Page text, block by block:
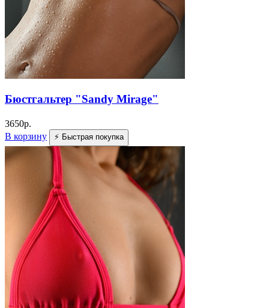
Бюстгальтер "Sandy Mirage"
3650р.
В корзину
⚡ Быстрая покупка